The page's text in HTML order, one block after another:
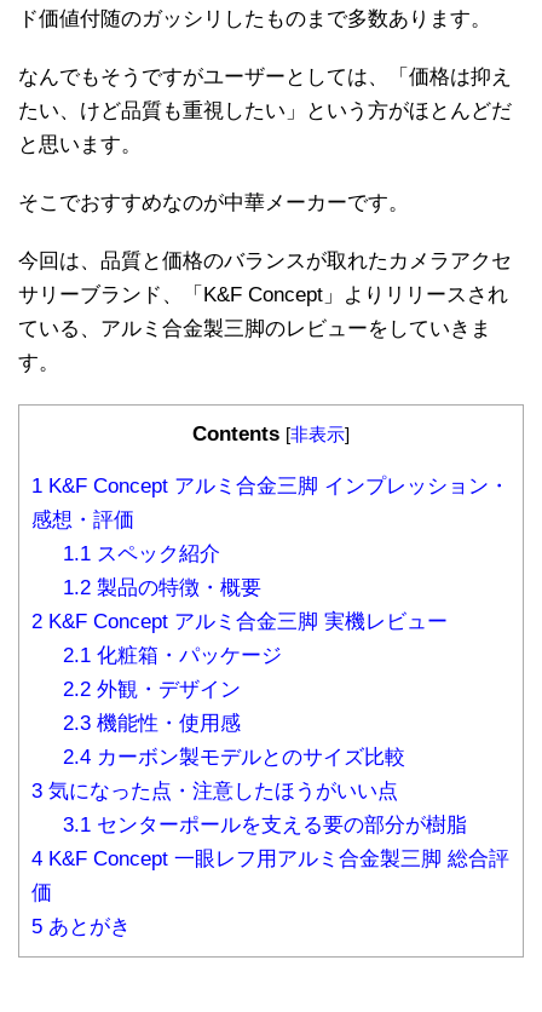
ド価値付随のガッシリしたものまで多数あります。
なんでもそうですがユーザーとしては、「価格は抑え
たい、けど品質も重視したい」という方がほとんどだ
と思います。
そこでおすすめなのが中華メーカーです。
今回は、品質と価格のバランスが取れたカメラアクセ
サリーブランド、「K&F Concept」よりリリースされ
ている、アルミ合金製三脚のレビューをしていきま
す。
Contents [非表示]
1 K&F Concept アルミ合金三脚 インプレッション・
感想・評価
1.1スペック紹介
1.2製品の特徴・概要
2 K&F Concept アルミ合金三脚 実機レビュー
2.1化粧箱・パッケージ
2.2外観・デザイン
2.3機能性・使用感
2.4カーボン製モデルとのサイズ比較
3 気になった点・注意したほうがいい点
3.1センターポールを支える要の部分が樹脂
4 K&F Concept 一眼レフ用アルミ合金製三脚 総合評
価
5 あとがき